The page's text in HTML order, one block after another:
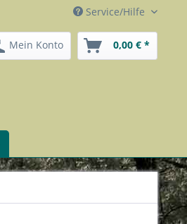
Service/Hilfe
Mein Konto 0,00 € *